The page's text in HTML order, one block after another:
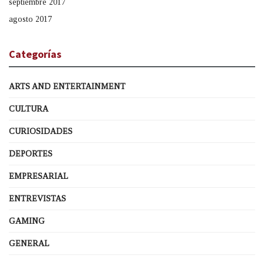
septiembre 2017
agosto 2017
Categorías
ARTS AND ENTERTAINMENT
CULTURA
CURIOSIDADES
DEPORTES
EMPRESARIAL
ENTREVISTAS
GAMING
GENERAL